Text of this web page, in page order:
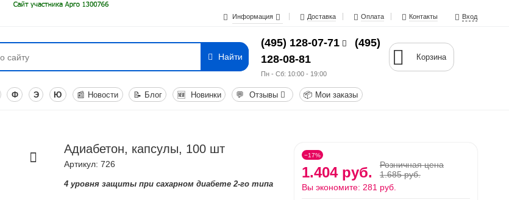
Информация Доставка Оплата Контакты Вход
Найти
(495) 128-07-71
(495)
128-08-81
Пн - Cб: 10:00 - 19:00
Корзина
Ф Э Ю 📰 Новости 📝 Блог 🆕 Новинки 💬 Отзывы 📦 Мои заказы
Адиабетон, капсулы, 100 шт
Артикул: 726
4 уровня защиты при сахарном диабете 2-го типа
−17%
1.404 руб.
Розничная цена
1.685 руб.
Вы экономите: 281 руб.